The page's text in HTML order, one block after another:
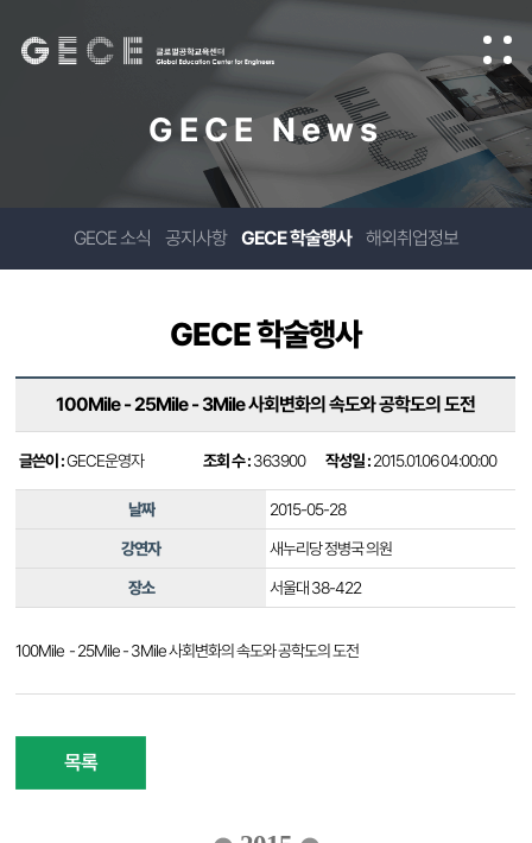
GECE News
GECE 소식 공지사항 GECE 학술행사 해외취업정보
GECE 학술행사
100Mile - 25Mile - 3Mile 사회변화의 속도와 공학도의 도전
글쓴이 :GECE운영자 조회 수 :363900 작성일 :2015.01.06 04:00:00
날짜 2015-05-28
강연자 새누리당 정병국 의원
장소 서울대 38-422
100Mile - 25Mile - 3Mile 사회변화의 속도와 공학도의 도전
목록